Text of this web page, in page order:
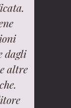
dagli
altre